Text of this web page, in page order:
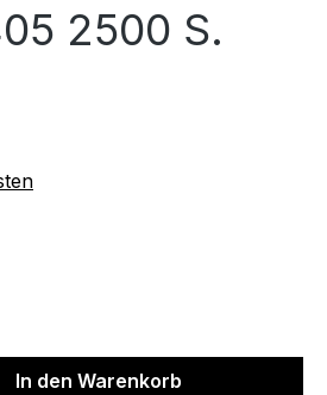
2500 S.
gewünschten Wert
In den Warenkorb